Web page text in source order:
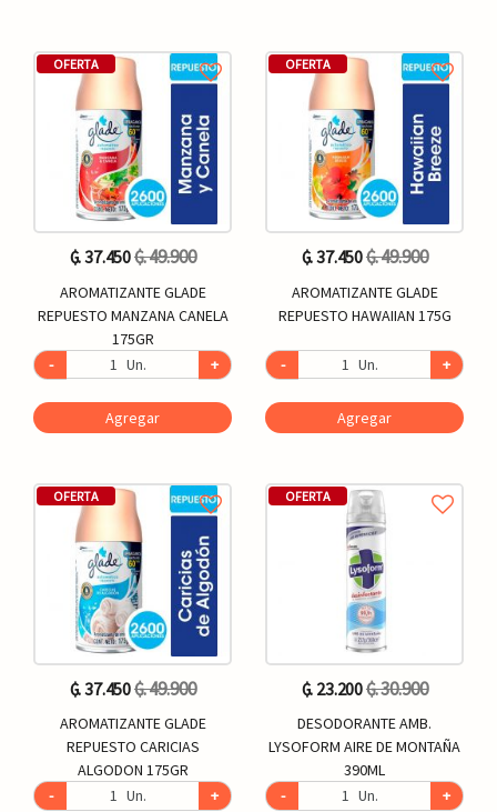
OFERTA
₲. 37.450₲. 49.900
AROMATIZANTE GLADE
REPUESTO MANZANA CANELA
175GR
-
Un. +
Agregar
OFERTA
₲. 37.450₲. 49.900
AROMATIZANTE GLADE
REPUESTO CARICIAS
ALGODON 175GR
-
Un. +
OFERTA
₲. 37.450₲. 49.900
AROMATIZANTE GLADE
REPUESTO HAWAIIAN 175G
- Un. +
Agregar
OFERTA
₲. 23.200₲. 30.900
DESODORANTE AMB.
LYSOFORM AIRE DE MONTAÑA
390ML
-
Un. +